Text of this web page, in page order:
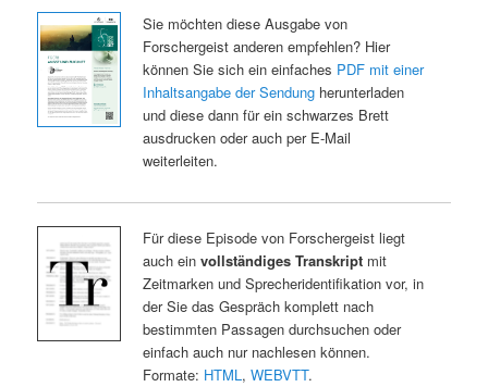
Sie möchten diese Ausgabe von
Forschergeist anderen empfehlen? Hier
können Sie sich ein einfaches PDF mit einer
Inhaltsangabe der Sendungherunterladen
und diese dann für ein schwarzes Brett
ausdrucken oder auch per E-Mail
weiterleiten.
Für diese Episode von Forschergeist liegt
auch ein vollständiges Transkriptmit
Zeitmarken und Sprecheridentifikation vor, in
der Sie das Gespräch komplett nach
bestimmten Passagen durchsuchen oder
einfach auch nur nachlesen können.
Formate: HTML, WEBVTT.